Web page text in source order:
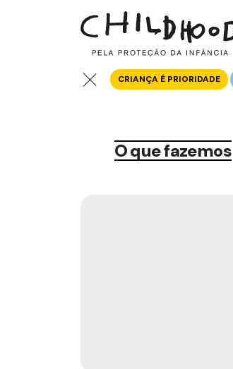
CRIANÇA É PRIORIDADE
O que fazemos